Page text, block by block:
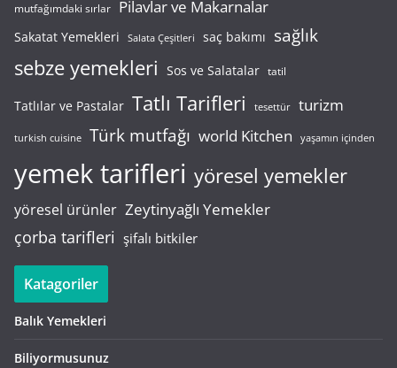
mutfağımdaki sırlar Pilavlar ve Makarnalar
Sakatat Yemekleri Salata Çeşitleri saç bakımı sağlık
sebze yemekleri Sos ve Salatalar tatil
Tatlılar ve Pastalar Tatlı Tarifleri tesettür turizm
turkish cuisine Türk mutfağı world Kitchen yaşamın içinden
yemek tarifleri yöresel yemekler
yöresel ürünler Zeytinyağlı Yemekler
çorba tarifleri şifalı bitkiler
Katagoriler
Balık Yemekleri
Biliyormusunuz